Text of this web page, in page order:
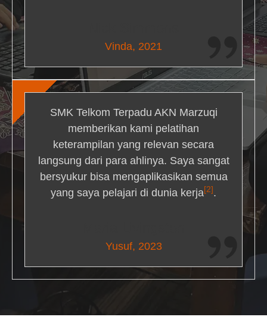
Vinda, 2021
SMK Telkom Terpadu AKN Marzuqi
memberikan kami pelatihan
keterampilan yang relevan secara
langsung dari para ahlinya. Saya sangat
bersyukur bisa mengaplikasikan semua
yang saya pelajari di dunia kerja[2] .
Yusuf, 2023